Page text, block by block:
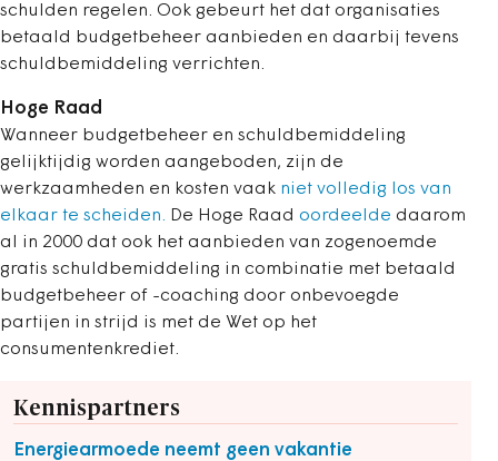
schulden regelen. Ook gebeurt het dat organisaties
betaald budgetbeheer aanbieden en daarbij tevens
schuldbemiddeling verrichten.
Hoge Raad
Wanneer budgetbeheer en schuldbemiddeling
gelijktijdig worden aangeboden, zijn de
werkzaamheden en kosten vaak niet volledig los van
elkaar te scheiden. De Hoge Raad oordeelde daarom
al in 2000 dat ook het aanbieden van zogenoemde
gratis schuldbemiddeling in combinatie met betaald
budgetbeheer of -coaching door onbevoegde
partijen in strijd is met de Wet op het
consumentenkrediet.
Kennispartners
Energiearmoede neemt geen vakantie